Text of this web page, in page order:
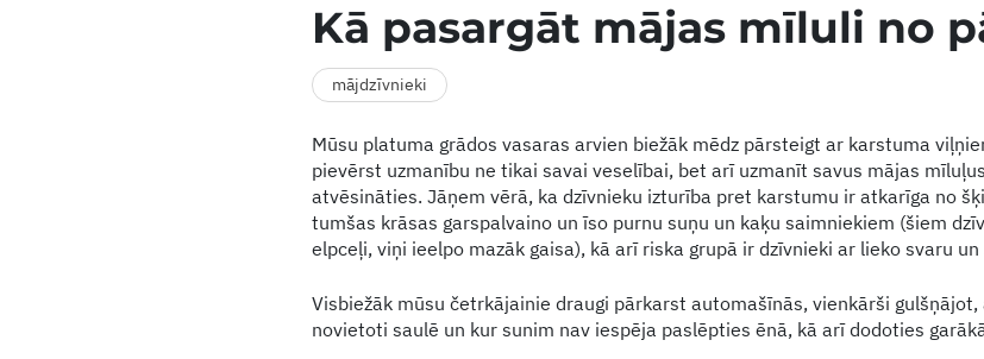
Kā pasargāt mājas mīluli no
mājdzīvnieki
Mūsu platuma grādos vasaras arvien biežāk mēdz pārsteigt ar karstuma
pievērst uzmanību ne tikai savai veselībai, bet arī uzmanīt savus mājas
atvēsināties. Jāņem vērā, ka dzīvnieku izturība pret karstumu ir atkarīga no
tumšas krāsas garspalvaino un īso purnu suņu un kaķu saimniekiem (šiem
elpceļi, viņi ieelpo mazāk gaisa), kā arī riska grupā ir dzīvnieki ar lieko svaru
Visbiežāk mūsu četrkājainie draugi pārkarst automašīnās, vienkārši
novietoti saulē un kur sunim nav iespēja paslēpties ēnā, kā arī dodoties